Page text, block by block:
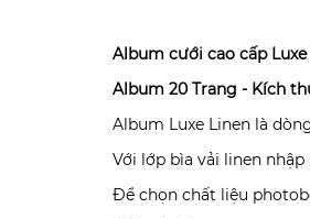
Album cưới cao cấp
Album 20 Trang - Kích
Album Luxe Linen là
Với lớp bìa vải linen
Để chọn chất liệu